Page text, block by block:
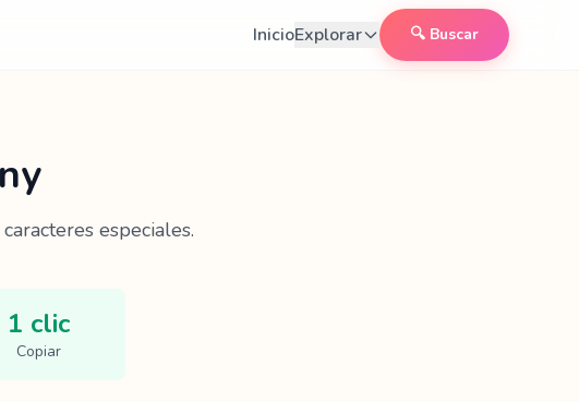
InicioExplorar 🔍 Buscar
especiales.
1 clic
Copiar